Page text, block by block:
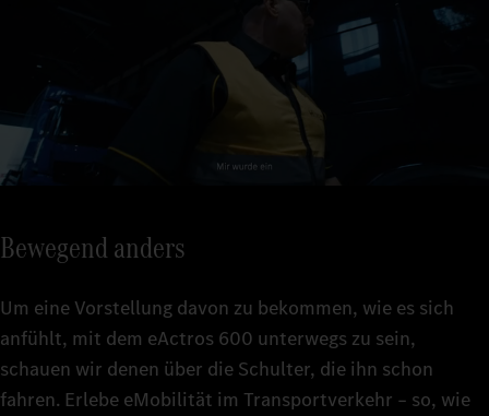
Bewegend anders
Um eine Vorstellung davon zu bekommen, wie es sich
anfühlt, mit dem eActros 600 unterwegs zu sein,
schauen wir denen über die Schulter, die ihn schon
fahren. Erlebe eMobilität im Transportverkehr – so, wie